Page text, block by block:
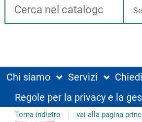
Chi siamo Servizi
Regole per la privacy e la
Torna indietro vai alla pagina